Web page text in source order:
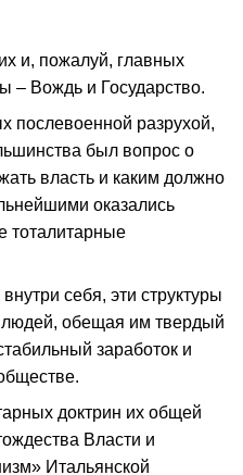
и, пожалуй, главных
– Вождь и Государство.
послевоенной разрухой,
был вопрос о
власть и каким должно
оказались
тоталитарные
себя, эти структуры
обещая им твердый
заработок и
доктрин их общей
Власти и
Итальянской